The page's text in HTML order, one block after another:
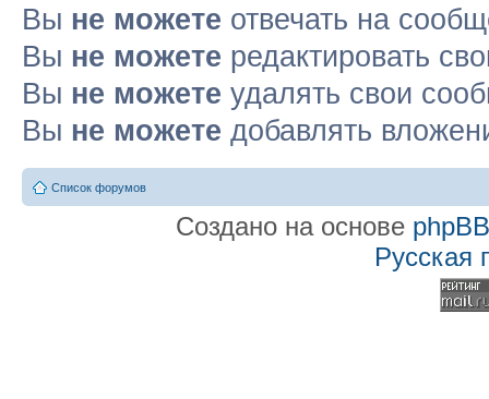
Вы не можете отвечать на
Вы не можете редактировать
Вы не можете удалять свои
Вы не можете добавлять
Список форумов
Создано на основе phpBB
Русская